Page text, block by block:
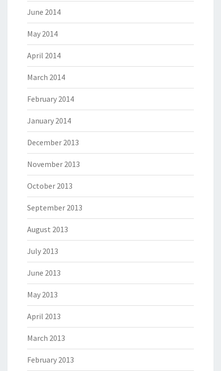
June 2014
May 2014
April 2014
March 2014
February 2014
January 2014
December 2013
November 2013
October 2013
September 2013
August 2013
July 2013
June 2013
May 2013
April 2013
March 2013
February 2013